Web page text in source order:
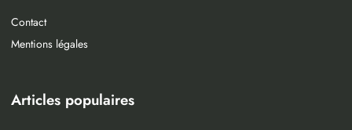
Contact
Mentions légales
Articles populaires